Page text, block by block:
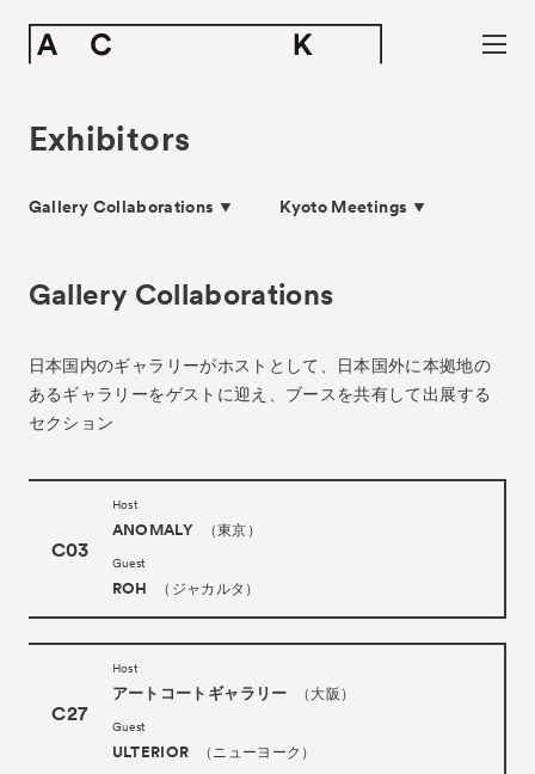
Exhibitors
Gallery Collaborations Kyoto Meetings
Gallery Collaborations
日本国内のギャラリーがホストとして、
日本国外に本拠地の
あるギャラリーをゲストに迎え、 ブースを共有して出展する
セクション
C03
Host
ANOMALY （東京）
Guest
ROH （ジャカルタ）
C27
Host
アートコートギャラリー （大阪）
Guest
ULTERIOR （ニューヨーク）